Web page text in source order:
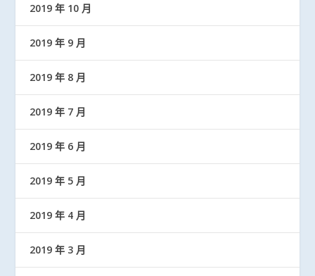
2019 年 10 月
2019 年 9 月
2019 年 8 月
2019 年 7 月
2019 年 6 月
2019 年 5 月
2019 年 4 月
2019 年 3 月